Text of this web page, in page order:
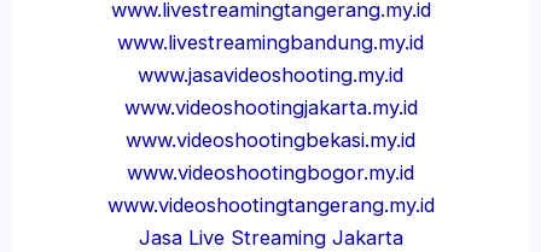
www.livestreamingtangerang.my.id
www.livestreamingbandung.my.id
www.jasavideoshooting.my.id
www.videoshootingjakarta.my.id
www.videoshootingbekasi.my.id
www.videoshootingbogor.my.id
www.videoshootingtangerang.my.id
Jasa Live Streaming Jakarta